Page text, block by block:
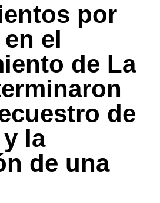
por
el
de La
de
la
de una